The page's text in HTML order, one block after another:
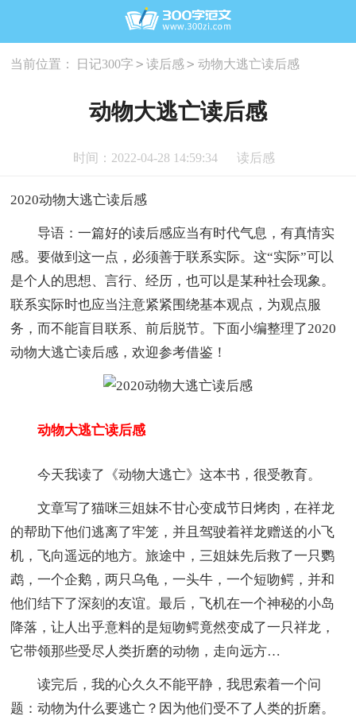
当前位置： 日记300字 > 读后感 > 动物大逃亡读后感
动物大逃亡读后感
时间：2022-04-28 14:59:34 读后感
2020动物大逃亡读后感
导语：一篇好的读后感应当有时代气息，有真情实
感。要做到这一点，必须善于联系实际。这“实际”可以
是个人的思想、言行、经历，也可以是某种社会现象。
联系实际时也应当注意紧紧围绕基本观点，为观点服
务，而不能盲目联系、前后脱节。下面小编整理了2020
动物大逃亡读后感，欢迎参考借鉴！
动物大逃亡读后感
今天我读了《动物大逃亡》这本书，很受教育。
文章写了猫咪三姐妹不甘心变成节日烤肉，在祥龙
的帮助下他们逃离了牢笼，并且驾驶着祥龙赠送的小飞
机，飞向遥远的地方。旅途中，三姐妹先后救了一只鹦
鹉，一个企鹅，两只乌龟，一头牛，一个短吻鳄，并和
他们结下了深刻的友谊。最后，飞机在一个神秘的小岛
降落，让人出乎意料的是短吻鳄竟然变成了一只祥龙，
它带领那些受尽人类折磨的动物，走向远方…
读完后，我的心久久不能平静，我思索着一个问
题：动物为什么要逃亡？因为他们受不了人类的折磨。